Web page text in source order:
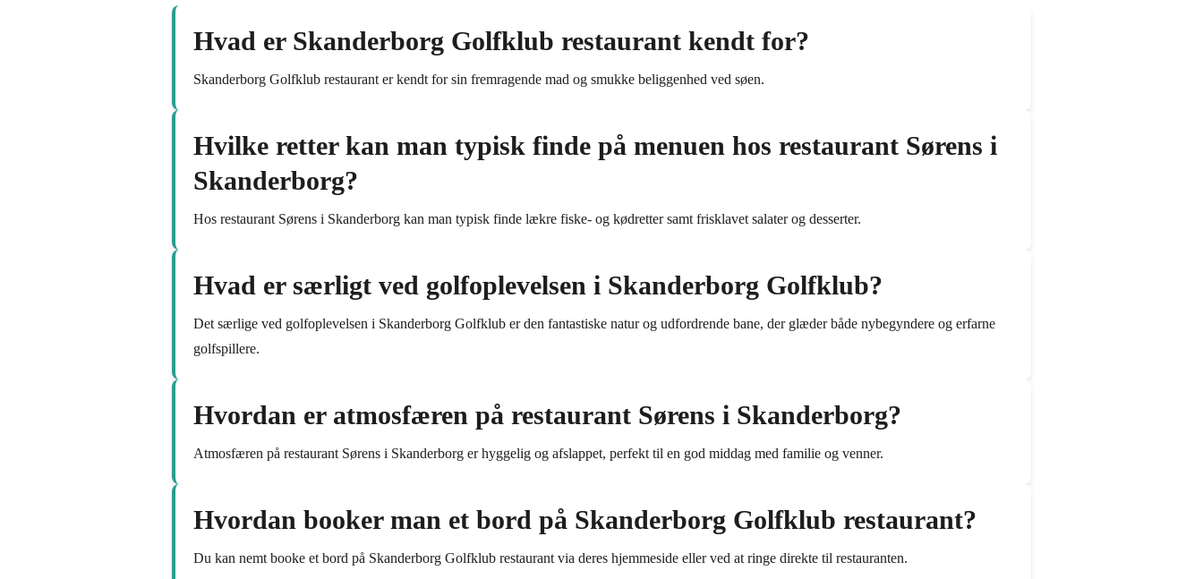
Hvad er Skanderborg Golfklub restaurant kendt for?
Skanderborg Golfklub restaurant er kendt for sin fremragende mad og smukke beliggenhed ved søen.
Hvilke retter kan man typisk finde på menuen hos restaurant Sørens i
Skanderborg?
Hos restaurant Sørens i Skanderborg kan man typisk finde lækre fiske- og kødretter samt frisklavet salater og desserter.
Hvad er særligt ved golfoplevelsen i Skanderborg Golfklub?
Det særlige ved golfoplevelsen i Skanderborg Golfklub er den fantastiske natur og udfordrende bane, der glæder både nybegyndere og erfarne
golfspillere.
Hvordan er atmosfæren på restaurant Sørens i Skanderborg?
Atmosfæren på restaurant Sørens i Skanderborg er hyggelig og afslappet, perfekt til en god middag med familie og venner.
Hvordan booker man et bord på Skanderborg Golfklub restaurant?
Du kan nemt booke et bord på Skanderborg Golfklub restaurant via deres hjemmeside eller ved at ringe direkte til restauranten.